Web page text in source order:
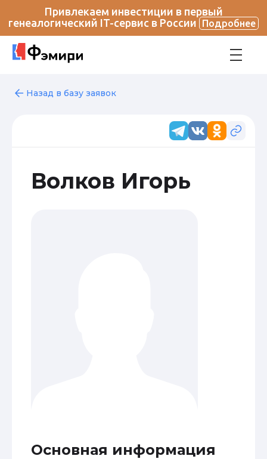
Привлекаем инвестиции в первый
генеалогический IT-сервис в России
Подробнее
Назад в базу заявок
Волков Игорь
Основная информация